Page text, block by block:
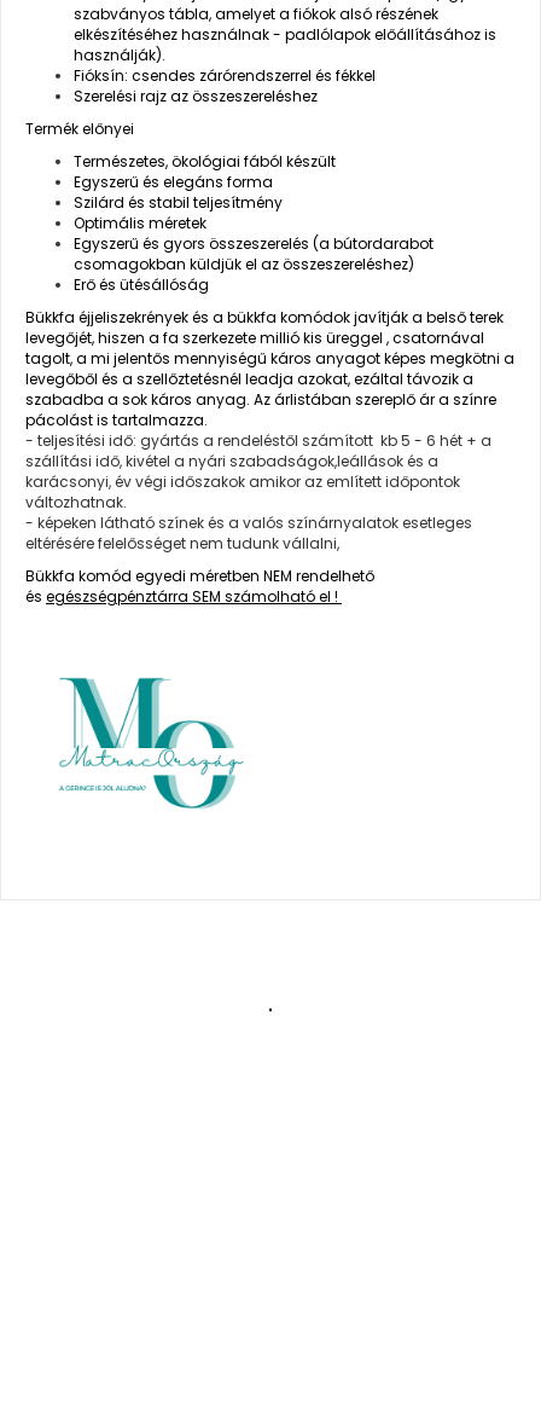
szabványos tábla, amelyet a fiókok alsó részének
elkészítéséhez használnak - padlólapok előállításához is
használják).
Fióksín: csendes zárórendszerrel és fékkel
Szerelési rajz az összeszereléshez
Termék előnyei
Természetes, ökológiai fából készült
Egyszerű és elegáns forma
Szilárd és stabil teljesítmény
Optimális méretek
Egyszerű és gyors összeszerelés (a bútordarabot
csomagokban küldjük el az összeszereléshez)
Erő és ütésállóság
Bükkfa éjjeliszekrényekés a bükkfa komódok javítják a belső terek
levegőjét, hiszen a fa szerkezete millió kis üreggel , csatornával
tagolt, a mi jelentős mennyiségű káros anyagot képes megkötni a
levegőből és a szellőztetésnél leadja azokat, ezáltal távozik a
szabadba a sok káros anyag. Az árlistában szereplő ár a színre
pácolást is tartalmazza.
- teljesítési idő: gyártás a rendeléstől számított kb 5 - 6 hét + a
szállítási idő, kivétel a nyári szabadságok,leállások és a
karácsonyi, év végi időszakok amikor az említett időpontok
változhatnak.
- képeken látható színek és a valós színárnyalatok esetleges
eltérésére felelősséget nem tudunk vállalni,
Bükkfa komód egyedi méretben NEM rendelhető
és egészségpénztárra SEM számolható el !
.